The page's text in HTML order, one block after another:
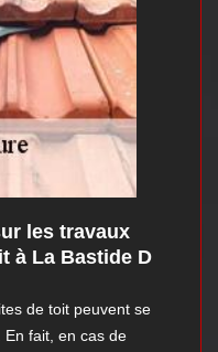
les travaux
à La Bastide D
de toit peuvent se
fait, en cas de